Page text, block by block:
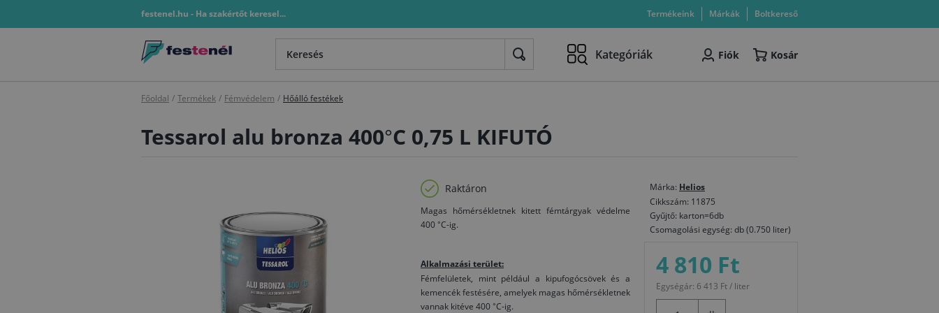
festenel.hu - Ha szakértőt keresel... Termékeink Márkák Boltkereső
Kategóriák Fiók Kosár
Főoldal / Termékek / Fémvédelem / Hőálló festékek
Tessarol alu bronza 400°C 0,75 L KIFUTÓ
Raktáron
Magas hőmérsékletnek kitett fémtárgyak védelme
400 °C-ig.
Alkalmazási terület:
Fémfelületek, mint például a kipufogócsövek és a
kemencék festésére, amelyek magas hőmérsékletnek
vannak kitéve 400 °C-ig.
Márka: Helios
Cikkszám: 11875
Gyűjtő: karton=6db
Csomagolási egység: db (0.750 liter)
4 810 Ft
Egységár: 6 413 Ft / liter